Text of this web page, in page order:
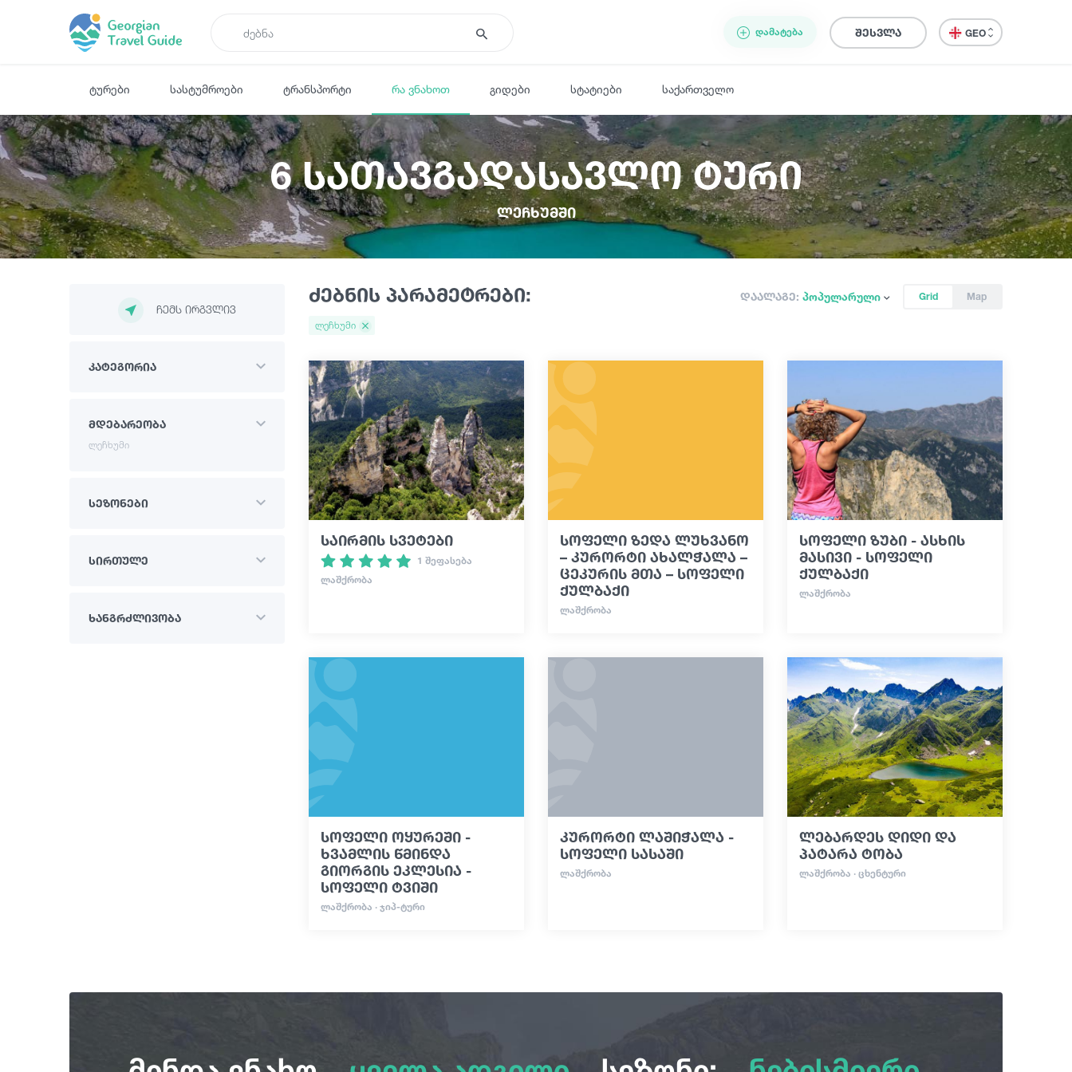
ᲓᲐᲛᲐᲢᲔᲑᲐ შესვლა GEO
ტურები სასტუმროები ტრანსპორტი რა ვნახოთ გიდები სტატიები საქართველო
6 სათავგადასავლო ტური
ლეჩხუმში
ჩემს ირგვლივ
კატეგორია
მდებარეობა
ლეჩხუმი
სეზონები
სირთულე
ხანგრძლივობა
ძებნის პარამეტრები: Grid Map
დაალაგე: პოპულარული
ლეჩხუმი
საირმის სვეტები
1 შეფასება
ᲚᲐᲨᲥᲠᲝᲑᲐ
სოფელი ზედა ლუხვანო
– კურორტი ახალჭალა –
ცეკურის მთა – სოფელი
ქულბაქი
ᲚᲐᲨᲥᲠᲝᲑᲐ
სოფელი ზუბი - ასხის
მასივი - სოფელი
ქულბაქი
ᲚᲐᲨᲥᲠᲝᲑᲐ
სოფელი ოყურეში -
ხვამლის წმინდა
გიორგის ეკლესია -
სოფელი ტვიში
ᲚᲐᲨᲥᲠᲝᲑᲐ · ᲯᲘᲞ-ᲢᲣᲠᲘ
კურორტი ლაშიჭალა -
სოფელი სასაში
ᲚᲐᲨᲥᲠᲝᲑᲐ
ლებარდეს დიდი და
პატარა ტობა
ᲚᲐᲨᲥᲠᲝᲑᲐ · ᲪᲮᲔᲜᲢᲣᲠᲘ